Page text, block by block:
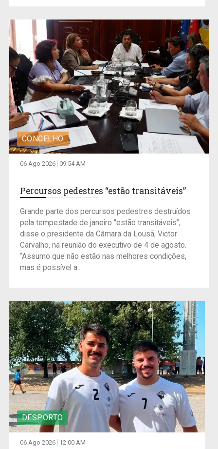
CONCELHO
06 Ago 2026 09:54 AM
Percursos pedestres “estão transitáveis”
Grande parte dos percursos pedestres destruídos
pela tempestade de janeiro "estão transitáveis”,
disse o presidente da Câmara da Lousã, Victor
Carvalho, na reunião do executivo de 4 de agosto.
“Assumo que não estão nas melhores condições,
mas é possível a...
DESPORTO
06 Ago 2026 12:00 AM